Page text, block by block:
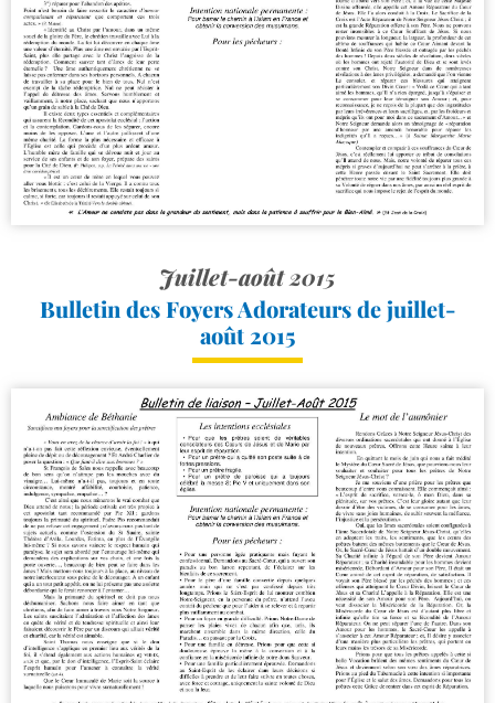
Juillet-août 2015
Bulletin des Foyers Adorateurs de juillet-​
août 2015